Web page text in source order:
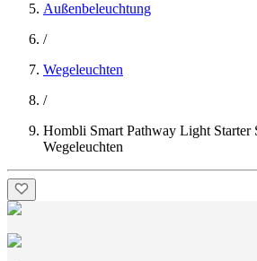
Außenbeleuchtung
/
Wegeleuchten
/
Hombli Smart Pathway Light Starter
Wegeleuchten